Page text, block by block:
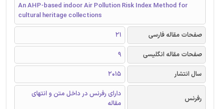
An AHP-based indoor Air Pollution Risk Index Method for
cultural heritage collections
صفحات مقاله فارسی
21
صفحات مقاله انگلیسی
9
سال انتشار
2015
رفرنس
دارای رفرنس در داخل متن و انتهای
مقاله